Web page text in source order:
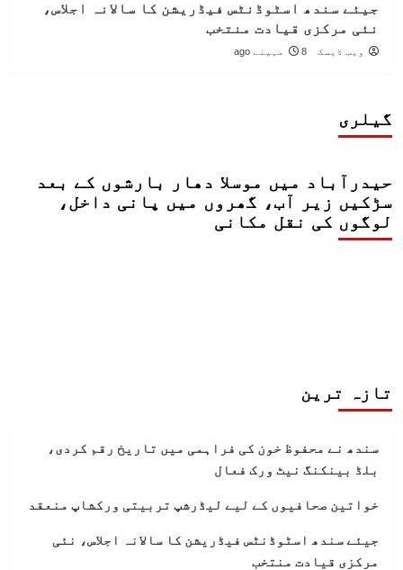
جیئے سندھ اسٹوڈنٹس فیڈریشن کا سالانہ اجلاس،
نئی مرکزی قیادت منتخب
ویب ڈیسک 8 مہینے ago
گیلری
حیدرآباد میں موسلا دھار بارشوں کے بعد
سڑکیں زیر آب، گھروں میں پانی داخل،
لوگوں کی نقل مکانی
تازہ ترین
سندھ نے محفوظ خون کی فراہمی میں تاریخ رقم کردی،
بلڈ بینکنگ نیٹ ورک فعال
خواتین صحافیوں کے لیے لیڈرشپ تربیتی ورکشاپ منعقد
جیئے سندھ اسٹوڈنٹس فیڈریشن کا سالانہ اجلاس، نئی
مرکزی قیادت منتخب